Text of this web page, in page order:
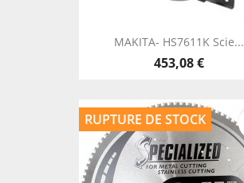
MAKITA- HS7611K Scie...
453,08 €
RUPTURE DE STOCK